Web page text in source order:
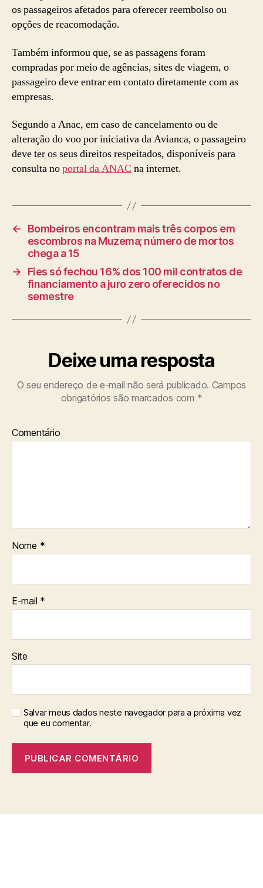
os passageiros afetados para oferecer reembolso ou
opções de reacomodação.
Também informou que, se as passagens foram
compradas por meio de agências, sites de viagem, o
passageiro deve entrar em contato diretamente com as
empresas.
Segundo a Anac, em caso de cancelamento ou de
alteração do voo por iniciativa da Avianca, o passageiro
deve ter os seus direitos respeitados, disponíveis para
consulta noportal da ANAC na internet.
←
Bombeiros encontram mais três corpos em
escombros na Muzema; número de mortos
chega a 15
→
Fies só fechou 16% dos 100 mil contratos de
financiamento a juro zero oferecidos no
semestre
Deixe uma resposta
O seu endereço de e-mail não será publicado. Campos
obrigatórios são marcados com *
Comentário
Nome *
E-mail *
Site
Salvar meus dados neste navegador para a próxima vez
que eu comentar.